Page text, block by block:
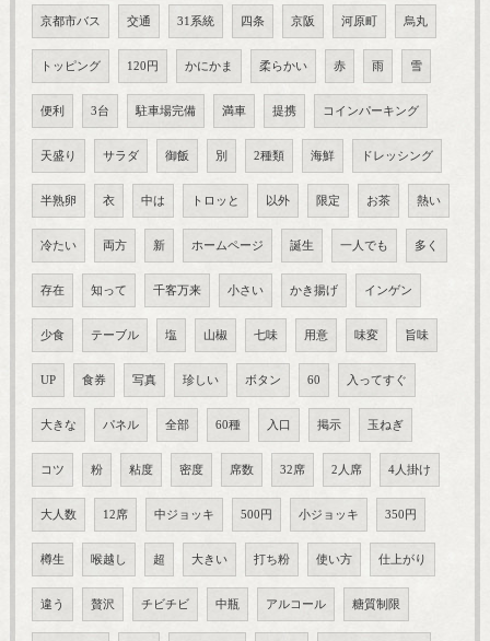
京都市バス 交通 31系統 四条 京阪 河原町 烏丸
トッピング 120円 かにかま 柔らかい 赤 雨 雪
便利 3台 駐車場完備 満車 提携 コインパーキング
天盛り サラダ 御飯 別 2種類 海鮮 ドレッシング
半熟卵 衣 中は トロッと 以外 限定 お茶 熱い
冷たい 両方 新 ホームページ 誕生 一人でも 多く
存在 知って 千客万来 小さい かき揚げ インゲン
少食 テーブル 塩 山椒 七味 用意 味変 旨味
UP 食券 写真 珍しい ボタン 60 入ってすぐ
大きな パネル 全部 60種 入口 掲示 玉ねぎ
コツ 粉 粘度 密度 席数 32席 2人席 4人掛け
大人数 12席 中ジョッキ 500円 小ジョッキ 350円
樽生 喉越し 超 大きい 打ち粉 使い方 仕上がり
違う 贅沢 チビチビ 中瓶 アルコール 糖質制限